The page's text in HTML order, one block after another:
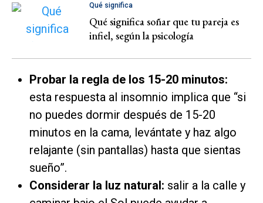
Qué significa
Qué significa soñar que tu pareja es
infiel, según la psicología
Probar la regla de los 15-20 minutos:
esta respuesta al insomnio implica que “si
no puedes dormir después de 15-20
minutos en la cama, levántate y haz algo
relajante (sin pantallas) hasta que sientas
sueño”.
Considerar la luz natural: salir a la calle y